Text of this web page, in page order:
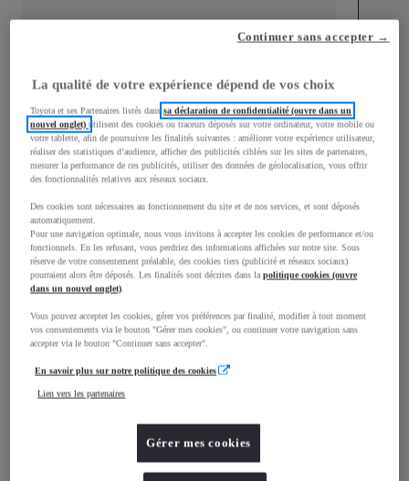
Longueur
Largeur
1 745mm
Consommation mixte
Consommation mixte 4L/100 km
Émissions CO2
Performances
Accélération 0-100km/h
La qualité de votre expérience dépend de vos choix
Toyota et ses Partenaires listés danssa déclaration de confidentialité (ouvre dans un
nouvel onglet)utilisent des cookies ou traceurs déposés sur votre ordinateur, votre mobile ou
votre tablette, afin de poursuivre les finalités suivantes : améliorer votre expérience utilisateur,
réaliser des statistiques d’audience, afficher des publicités ciblées sur les sites de partenaires,
mesurer la performance de ces publicités, utiliser des données de géolocalisation, vous offrir
des fonctionnalités relatives aux réseaux sociaux.
Des cookies sont nécessaires au fonctionnement du site et de nos services, et sont déposés
automatiquement.
Pour une navigation optimale, nous vous invitons à accepter les cookies de performance et/ou
fonctionnels. En les refusant, vous perdriez des informations affichées sur notre site. Sous
réserve de votre consentement préalable, des cookies tiers (publicité et réseaux sociaux)
pourraient alors être déposés. Les finalités sont décrites dans lapolitique cookies (ouvre
dans un nouvel onglet).
Vous pouvez accepter les cookies, gérer vos préférences par finalité, modifier à tout moment
vos consentements via le bouton "Gérer mes cookies", ou continuer votre navigation sans
accepter via le bouton "Continuer sans accepter".
En savoir plus sur notre politique des cookies
Lien vers les partenaires
Gérer mes cookies
Continuer sans accepter →